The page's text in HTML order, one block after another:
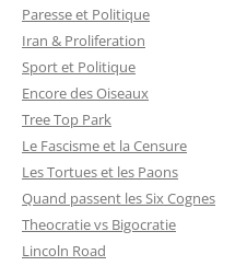
Paresse et Politique
Iran & Proliferation
Sport et Politique
Encore des Oiseaux
Tree Top Park
Le Fascisme et la Censure
Les Tortues et les Paons
Quand passent les Six Cognes
Theocratie vs Bigocratie
Lincoln Road